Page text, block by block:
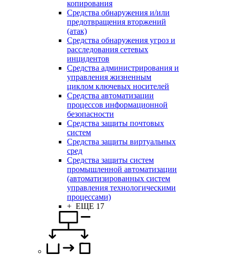
копирования
Средства обнаружения и/или
предотвращения вторжений
(атак)
Средства обнаружения угроз и
расследования сетевых
инцидентов
Средства администрирования и
управления жизненным
циклом ключевых носителей
Средства автоматизации
процессов информационной
безопасности
Средства защиты почтовых
систем
Средства защиты виртуальных
сред
Средства защиты систем
промышленной автоматизации
(автоматизированных систем
управления технологическими
процессами)
+ ЕЩЕ 17